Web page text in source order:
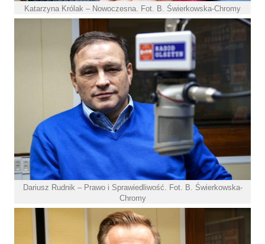
Katarzyna Królak – Nowoczesna. Fot. B. Świerkowska-Chromy
Dariusz Rudnik – Prawo i Sprawiedliwość. Fot. B. Świerkowska-
Chromy